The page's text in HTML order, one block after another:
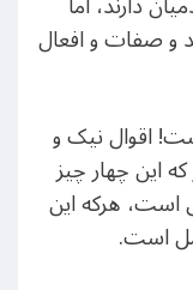
و صفات و افعال
اقوال نیک و
این چهار چیز
است، هرکه این
است.